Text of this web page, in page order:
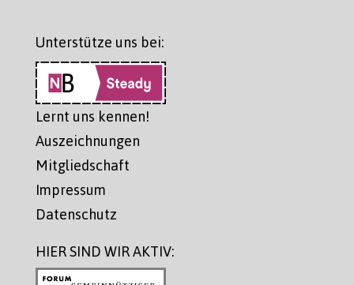
Unterstütze uns bei:
Lernt uns kennen!
Auszeichnungen
Mitgliedschaft
Impressum
Datenschutz
HIER SIND WIR AKTIV: